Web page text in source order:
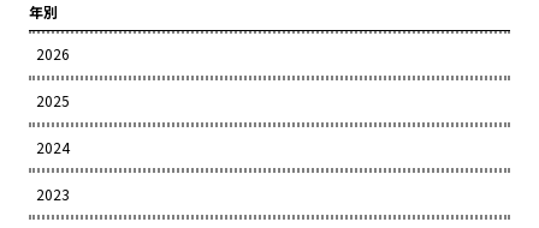
年別
2026
2025
2024
2023